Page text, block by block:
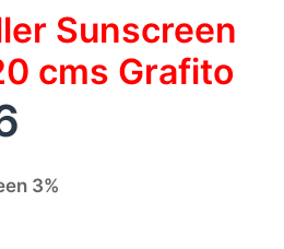
Sunscreen
cms Grafito
3%